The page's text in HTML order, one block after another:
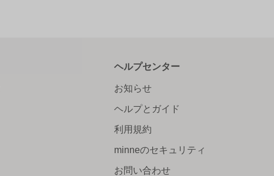
ヘルプセンター
お知らせ
ヘルプとガイド
利用規約
minneのセキュリティ
お問い合わせ